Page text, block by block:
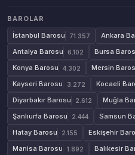
BAROLAR
İstanbul Barosu
71.357 Ankara
Antalya Barosu 6.102 Bursa
Konya Barosu 4.302 Mersin
Kayseri Barosu 3.272 Kocaeli
Diyarbakır Barosu 2.612 Muğla
Şanlıurfa Barosu 2.444 Samsun
Hatay Barosu 2.155 Eskişehir
Manisa Barosu 1.892 Balıkesir